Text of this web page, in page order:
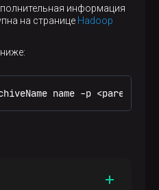
информация
на странице Hadoop
name -p